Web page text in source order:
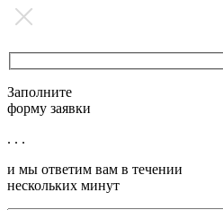
Заполните
форму заявки
. . .
и мы ответим вам в течении
нескольких минут